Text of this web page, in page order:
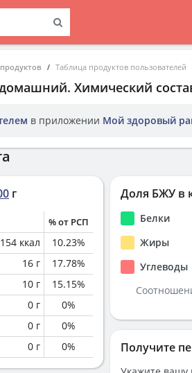
Таблица продуктов пользователей
. Химический
в приложении Мой здоровый
г
% от РСП
154 ккал 10.23%
16 г 17.78%
10 г 15.15%
0 г 0%
0 г 0%
0 г 0%
Доля БЖУ в
Белки
Жиры
Углеводы
Получите